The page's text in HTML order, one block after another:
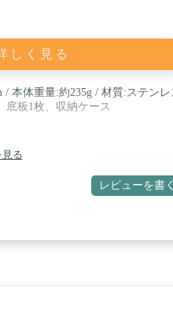
しく見る
/ 本体重量:約235g / 材質:ステンレ
底板1枚、収納ケース
る
レビューを書